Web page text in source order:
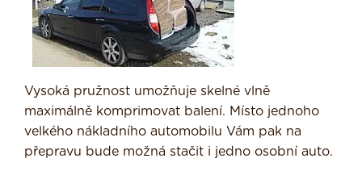
Vysoká pružnost umožňuje skelné vlně
maximálně komprimovat balení. Místo jednoho
velkého nákladního automobilu Vám pak na
přepravu bude možná stačit i jedno osobní auto.